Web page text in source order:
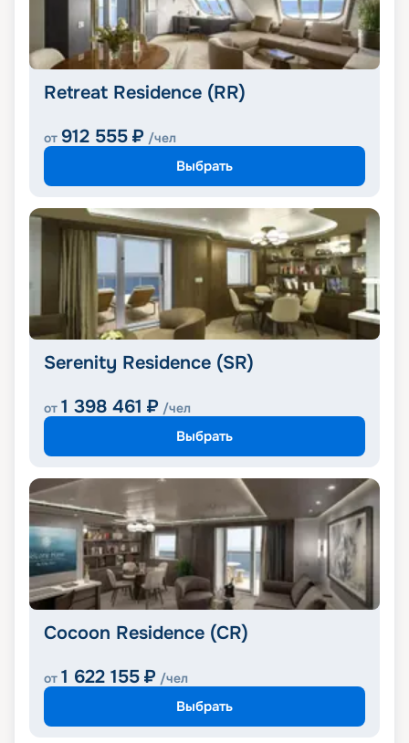
Retreat Residence (RR)
от 912 555 ₽ /чел
Выбрать
Serenity Residence (SR)
от 1 398 461 ₽ /чел
Выбрать
Cocoon Residence (CR)
от 1 622 155 ₽ /чел
Выбрать